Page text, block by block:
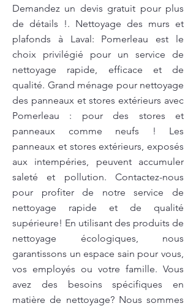
Demandez un devis gratuit pour plus
de détails !. Nettoyage des murs et
plafonds à Laval: Pomerleau est le
choix privilégié pour un service de
nettoyage rapide, efficace et de
qualité. Grand ménage pour nettoyage
des panneaux et stores extérieurs avec
Pomerleau : pour des stores et
panneaux comme neufs ! Les
panneaux et stores extérieurs, exposés
aux intempéries, peuvent accumuler
saleté et pollution. Contactez-nous
pour profiter de notre service de
nettoyage rapide et de qualité
supérieure! En utilisant des produits de
nettoyage écologiques, nous
garantissons un espace sain pour vous,
vos employés ou votre famille. Vous
avez des besoins spécifiques en
matière de nettoyage? Nous sommes